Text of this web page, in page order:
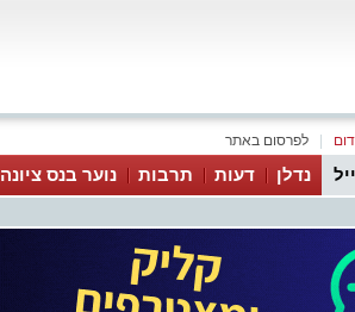
לפרסום באתר
נדלן דעות תרבות נוער בנס ציונה